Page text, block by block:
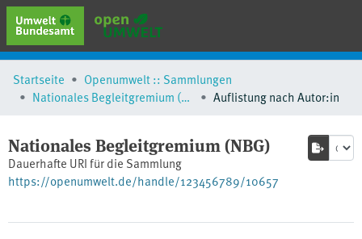
erweiterte Suche
Browse
Schlagwörter
Startseite
Openumwelt :: Sammlungen
Nationales Begleitgremium (NBG)
Auflistung nach Autor:in
Nationales Begleitgremium (NBG)
Dauerhafte URI für die Sammlung
https://openumwelt.de/handle/123456789/10657